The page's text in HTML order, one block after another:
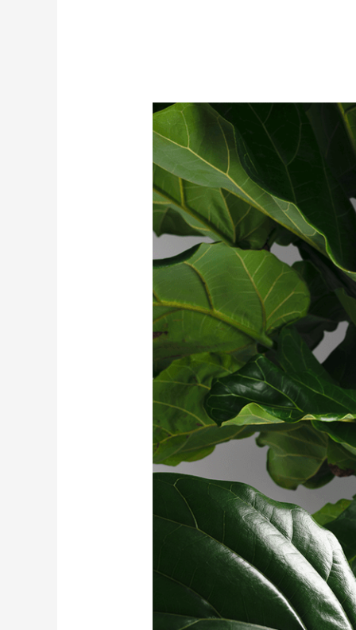
Ατελιέ
Morphology
:
Βιοφιλικές
δημιουργίες